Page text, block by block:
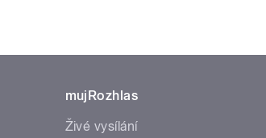
mujRozhlas
Živé vysílání